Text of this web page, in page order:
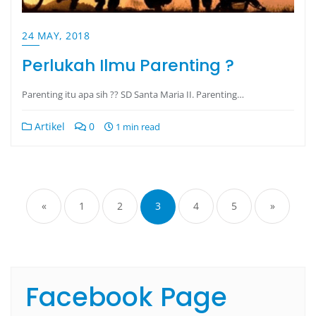
24 MAY, 2018
Perlukah Ilmu Parenting ?
Parenting itu apa sih ?? SD Santa Maria II. Parenting…
Artikel 0 1 min read
« 1 2 3 4 5 »
Facebook Page